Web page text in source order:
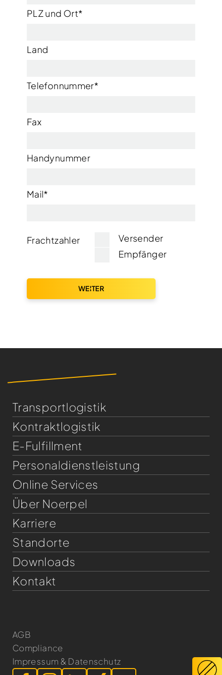
PLZ und Ort*
Land
Telefonnummer*
Fax
Handynummer
Mail*
Frachtzahler
Versender
Empfänger
WEITER
Transportlogistik
Kontraktlogistik
E-Fulfillment
Personaldienst­leistung
Online Services
Über Noerpel
Karriere
Standorte
Downloads
Kontakt
AGB
Compliance
Impressum & Datenschutz